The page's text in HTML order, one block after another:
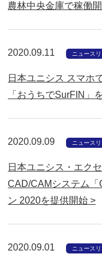
農林中央金庫で稼働
2020.09.11 ニュース
日本ユニシス スマホ
「おうちでSurFIN」
2020.09.09 ニュース
日本ユニシス・エク
CAD/CAMシステム「
ン 2020を提供開始 >
2020.09.01 ニュース